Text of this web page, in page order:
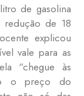
de gasolina
redução de 18
explicou
vale para as
“chegue às
o preço do